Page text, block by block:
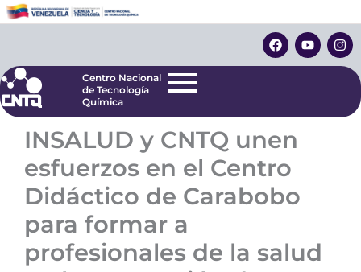
al
F
a
c
o
Y
o
u
e
I
n
s
r
Centro Nacional
de Tecnología
Centro Nacional
de Tecnología
Química
INSALUD y CNTQ unen
esfuerzos en el Centro
Didáctico de Carabobo
para formar a
profesionales de la salud